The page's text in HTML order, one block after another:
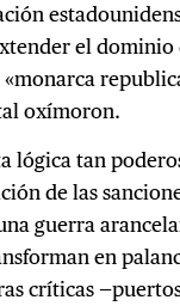
el dominio
oxímoron.
lógica tan
de las
guerra
en
críticas